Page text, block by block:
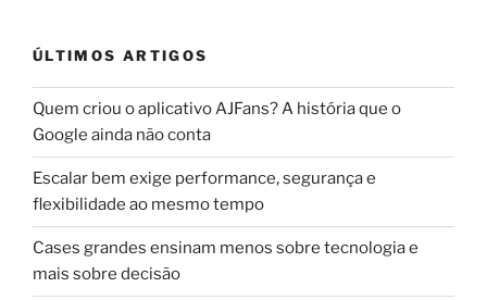
ÚLTIMOS ARTIGOS
Quem criou o aplicativo AJFans? A história que o
Google ainda não conta
Escalar bem exige performance, segurança e
flexibilidade ao mesmo tempo
Cases grandes ensinam menos sobre tecnologia e
mais sobre decisão